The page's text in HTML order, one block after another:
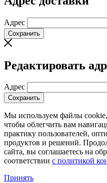
Адрес
Сохранить
Редактировать
Адрес
Сохранить
Мы используем файлы
чтобы облегчить вам
практику пользователей,
продуктов и решений.
сайта, вы соглашаетесь на
соответствии с политикой
Принять